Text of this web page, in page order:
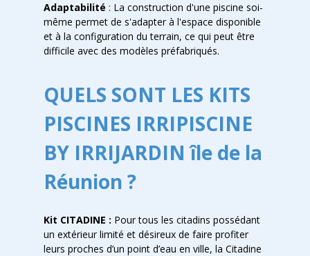
Adaptabilité : La construction d'une piscine soi-
même permet de s'adapter à l'espace disponible
et à la configuration du terrain, ce qui peut être
difficile avec des modèles préfabriqués.
QUELS SONT LES KITS
PISCINES IRRIPISCINE
BY IRRIJARDIN île de la
Réunion ?
Kit CITADINE : Pour tous les citadins possédant
un extérieur limité et désireux de faire profiter
leurs proches d’un point d’eau en ville, la Citadine